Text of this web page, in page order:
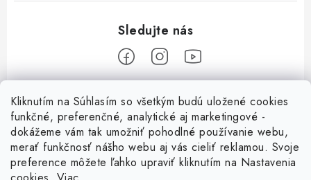
Kliknutím na Súhlasím so všetkým budú uložené cookies
funkčné, preferenčné, analytické aj marketingové -
dokážeme vám tak umožniť pohodlné používanie webu,
merať funkčnosť nášho webu aj vás cieliť reklamou. Svoje
preference môžete ľahko upraviť kliknutím na Nastavenia
Informácie pre vás
O nás